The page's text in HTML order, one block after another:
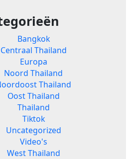
Bangkok
Centraal Thailand
Europa
Noord Thailand
Thailand
Oost Thailand
Thailand
Tiktok
Uncategorized
Video's
West Thailand